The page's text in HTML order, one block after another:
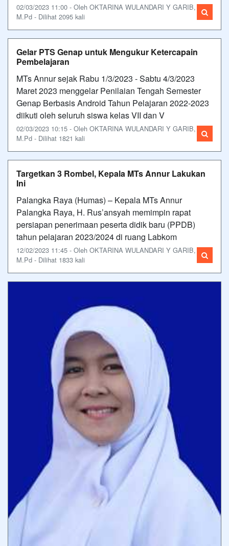
02/03/2023 11:00 - Oleh OKTARINA WULANDARI Y GARIB,
M.Pd - Dilihat 2095 kali
Gelar PTS Genap untuk Mengukur Ketercapain
Pembelajaran
MTs Annur sejak Rabu 1/3/2023 - Sabtu 4/3/2023
Maret 2023 menggelar Penilaian Tengah Semester
Genap Berbasis Android Tahun Pelajaran 2022-2023
diikuti oleh seluruh siswa kelas VII dan V
02/03/2023 10:15 - Oleh OKTARINA WULANDARI Y GARIB,
M.Pd - Dilihat 1821 kali
Targetkan 3 Rombel, Kepala MTs Annur Lakukan
Ini
Palangka Raya (Humas) – Kepala MTs Annur
Palangka Raya, H. Rus’ansyah memimpin rapat
persiapan penerimaan peserta didik baru (PPDB)
tahun pelajaran 2023/2024 di ruang Labkom
12/02/2023 11:45 - Oleh OKTARINA WULANDARI Y GARIB,
M.Pd - Dilihat 1833 kali